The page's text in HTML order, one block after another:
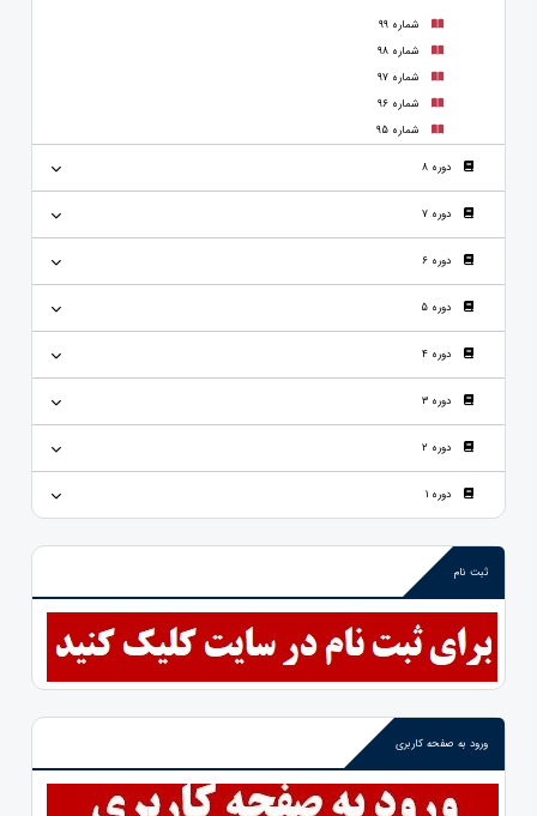
شماره 99
شماره 98
شماره 97
شماره 96
شماره 95
دوره 8
دوره 7
دوره 6
دوره 5
دوره 4
دوره 3
دوره 2
دوره 1
ثبت نام
ورود به صفحه کاربری